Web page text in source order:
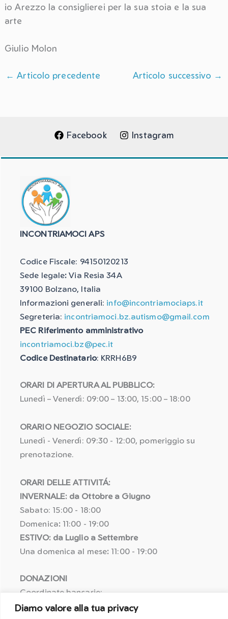
Diamo valore alla tua privacy
io Arezzo la consiglierei per la sua stoia e la sua
arte
Giulio Molon
← Articolo precedente Articolo successivo →
Facebook Instagram
INCONTRIAMOCI APS
Codice Fiscale: 94150120213
Sede legale: Via Resia 34A
39100 Bolzano, Italia
Informazioni generali: info@incontriamociaps.it
Segreteria: incontriamoci.bz.autismo@gmail.com
PEC Riferimento amministrativo
incontriamoci.bz@pec.it
Codice Destinatario: KRRH6B9
ORARI DI APERTURA AL PUBBLICO:
Lunedì – Venerdì: 09:00 – 13:00, 15:00 – 18:00
ORARIO NEGOZIO SOCIALE:
Lunedì - Venerdì: 09:30 - 12:00, pomeriggio su
prenotazione.
ORARI DELLE ATTIVITÁ:
INVERNALE: da Ottobre a Giugno
Sabato: 15:00 - 18:00
Domenica: 11:00 - 19:00
ESTIVO: da Luglio a Settembre
Una domenica al mese: 11:00 - 19:00
DONAZIONI
Coordinate bancarie:
IBAN: IT25 R058 5611 6010 5057 1464 622